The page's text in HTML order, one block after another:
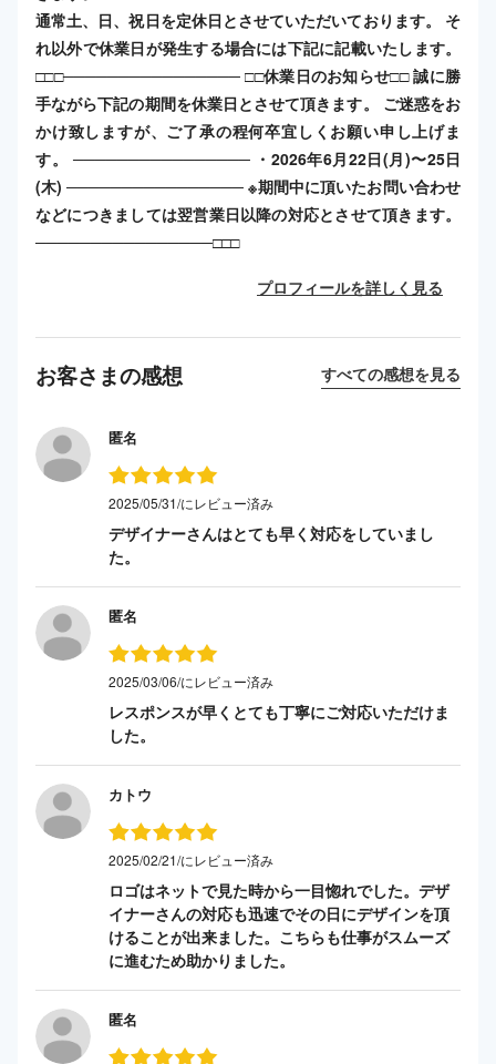
通常土、日、祝日を定休日とさせていただいております。 そ
れ以外で休業日が発生する場合には下記に記載いたします。
□□□──────────────── □□休業日のお知らせ□□ 誠に勝
手ながら下記の期間を休業日とさせて頂きます。 ご迷惑をお
かけ致しますが、ご了承の程何卒宜しくお願い申し上げま
す。 ──────────────── ・2026年6月22日(月)〜25日
(木) ──────────────── ※期間中に頂いたお問い合わせ
などにつきましては翌営業日以降の対応とさせて頂きます。
────────────────□□□
プロフィールを詳しく見る
お客さまの感想 すべての感想を見る
匿名
2025/05/31/にレビュー済み
デザイナーさんはとても早く対応をしていまし
た。
匿名
2025/03/06/にレビュー済み
レスポンスが早くとても丁寧にご対応いただけま
した。
カトウ
2025/02/21/にレビュー済み
ロゴはネットで見た時から一目惚れでした。デザ
イナーさんの対応も迅速でその日にデザインを頂
けることが出来ました。こちらも仕事がスムーズ
に進むため助かりました。
匿名